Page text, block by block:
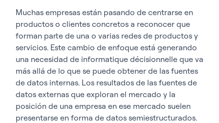
Muchas empresas están pasando de centrarse en
productos o clientes concretos a reconocer que
forman parte de una o varias redes de productos y
servicios. Este cambio de enfoque está generando
una necesidad de informatique décisionnelle que va
más allá de lo que se puede obtener de las fuentes
de datos internas. Los resultados de las fuentes de
datos externas que exploran el mercado y la
posición de una empresa en ese mercado suelen
presentarse en forma de datos semiestructurados.